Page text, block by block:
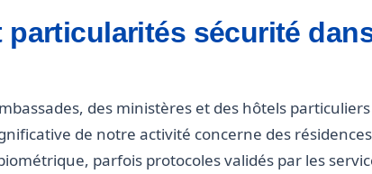
particularités sécurité
des ministères et des hôtels
de notre activité concerne des
parfois protocoles validés par les